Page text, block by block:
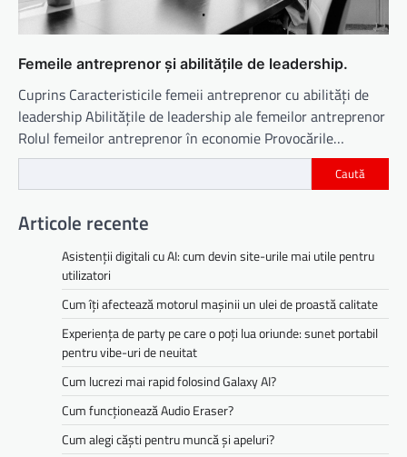
Femeile antreprenor și abilitățile de leadership.
Cuprins Caracteristicile femeii antreprenor cu abilități de
leadership Abilitățile de leadership ale femeilor antreprenor
Rolul femeilor antreprenor în economie Provocările…
Caută
Articole recente
Asistenții digitali cu AI: cum devin site-urile mai utile pentru
utilizatori
Cum îți afectează motorul mașinii un ulei de proastă calitate
Experiența de party pe care o poți lua oriunde: sunet portabil
pentru vibe-uri de neuitat
Cum lucrezi mai rapid folosind Galaxy AI?
Cum funcționează Audio Eraser?
Cum alegi căști pentru muncă și apeluri?